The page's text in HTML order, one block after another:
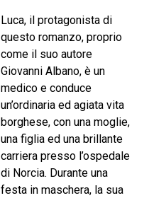
Luca, il protagonista di
questo romanzo, proprio
come il suo autore
Giovanni Albano, è un
medico e conduce
un’ordinaria ed agiata vita
borghese, con una moglie,
una figlia ed una brillante
carriera presso l’ospedale
di Norcia. Durante una
festa in maschera, la sua